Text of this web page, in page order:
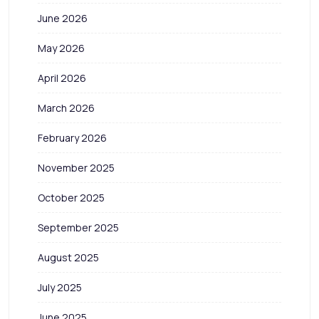
June 2026
May 2026
April 2026
March 2026
February 2026
November 2025
October 2025
September 2025
August 2025
July 2025